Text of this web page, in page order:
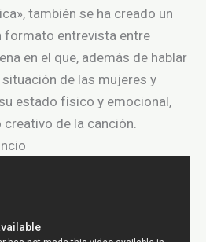
también se ha creado un
formato entrevista entre
en el que, además de hablar
de las mujeres y
estado físico y emocional,
de la canción.